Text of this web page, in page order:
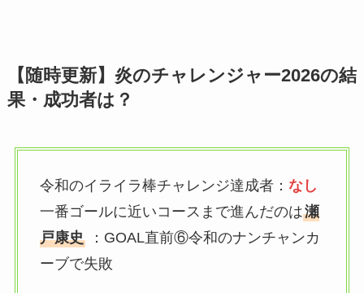
【随時更新】炎のチャレンジャー2026の結
果・成功者は？
令和のイライラ棒チャレンジ達成者： なし
一番ゴールに近いコースまで進んだのは瀬
戸康史
：GOAL直前⑥令和のナンチャンカ
ーブで失敗